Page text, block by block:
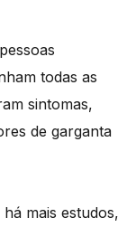
todas as
sintomas,
de garganta
mais estudos,